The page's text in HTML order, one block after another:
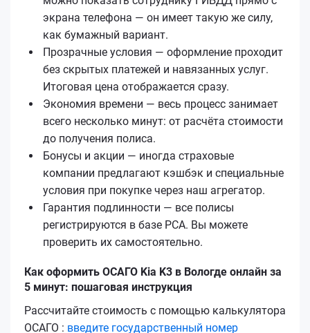
экрана телефона — он имеет такую же силу,
как бумажный вариант.
Прозрачные условия — оформление проходит
без скрытых платежей и навязанных услуг.
Итоговая цена отображается сразу.
Экономия времени — весь процесс занимает
всего несколько минут: от расчёта стоимости
до получения полиса.
Бонусы и акции — иногда страховые
компании предлагают кэшбэк и специальные
условия при покупке через наш агрегатор.
Гарантия подлинности — все полисы
регистрируются в базе РСА. Вы можете
проверить их самостоятельно.
Как оформить ОСАГО Kia K3 в Вологде онлайн за
5 минут: пошаговая инструкция
Рассчитайте стоимость с помощью калькулятора
ОСАГО : введите государственный номер